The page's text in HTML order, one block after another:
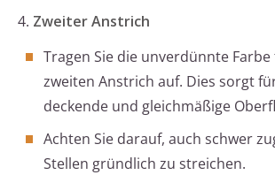
4. Zweiter Anstrich
Tragen Sie die unverdünnte
zweiten Anstrich auf. Dies sorgt
deckende und gleichmäßige
Achten Sie darauf, auch schwer
Stellen gründlich zu streichen.